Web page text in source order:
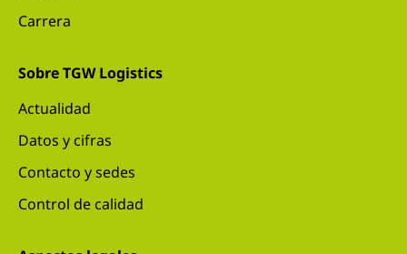
Carrera
Sobre TGW Logistics
Actualidad
Datos y cifras
Contacto y sedes
Control de calidad